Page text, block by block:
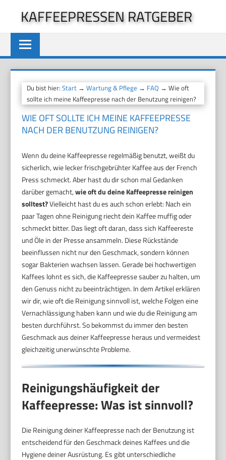
springen
KAFFEEPRESSEN RATGEBER
Du bist hier:Start →Wartung & Pflege → FAQ → Wie oft
sollte ich meine Kaffeepresse nach der Benutzung reinigen?
WIE OFT SOLLTE ICH MEINE KAFFEEPRESSE
NACH DER BENUTZUNG REINIGEN?
Wenn du deine Kaffeepresse regelmäßig benutzt, weißt du
sicherlich, wie lecker frischgebrühter Kaffee aus der French
Press schmeckt. Aber hast du dir schon mal Gedanken
darüber gemacht,wie oft du deine Kaffeepresse reinigen
solltest?Vielleicht hast du es auch schon erlebt: Nach ein
paar Tagen ohne Reinigung riecht dein Kaffee muffig oder
schmeckt bitter. Das liegt oft daran, dass sich Kaffeereste
und Öle in der Presse ansammeln. Diese Rückstände
beeinflussen nicht nur den Geschmack, sondern können
sogar Bakterien wachsen lassen. Gerade bei hochwertigen
Kaffees lohnt es sich, die Kaffeepresse sauber zu halten, um
den Genuss nicht zu beeinträchtigen. In dem Artikel erklären
wir dir, wie oft die Reinigung sinnvoll ist, welche Folgen eine
Vernachlässigung haben kann und wie du die Reinigung am
besten durchführst. So bekommst du immer den besten
Geschmack aus deiner Kaffeepresse heraus und vermeidest
gleichzeitig unerwünschte Probleme.
Reinigungshäufigkeit der
Kaffeepresse: Was ist sinnvoll?
Die Reinigung deiner Kaffeepresse nach der Benutzung ist
entscheidend für den Geschmack deines Kaffees und die
Hygiene deiner Ausrüstung. Es gibt unterschiedliche